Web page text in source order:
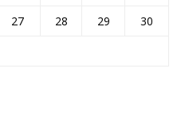
27 28 29
30